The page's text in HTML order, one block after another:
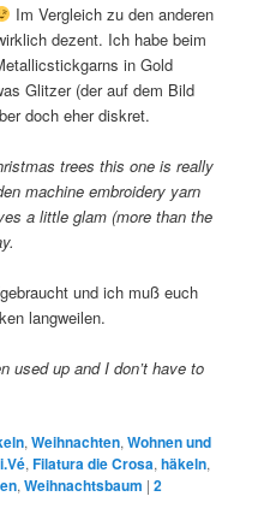
Im Vergleich zu den anderen
dezent. Ich habe beim
in Gold
Glitzer (der auf dem Bild
doch eher diskret.
trees this one is really
machine embroidery yarn
a little glam (more than the
und ich muß euch
langweilen.
used up and I don’t have to
,Weihnachten,Wohnen und
,Filatura die Crosa,häkeln,
,Weihnachtsbaum |2